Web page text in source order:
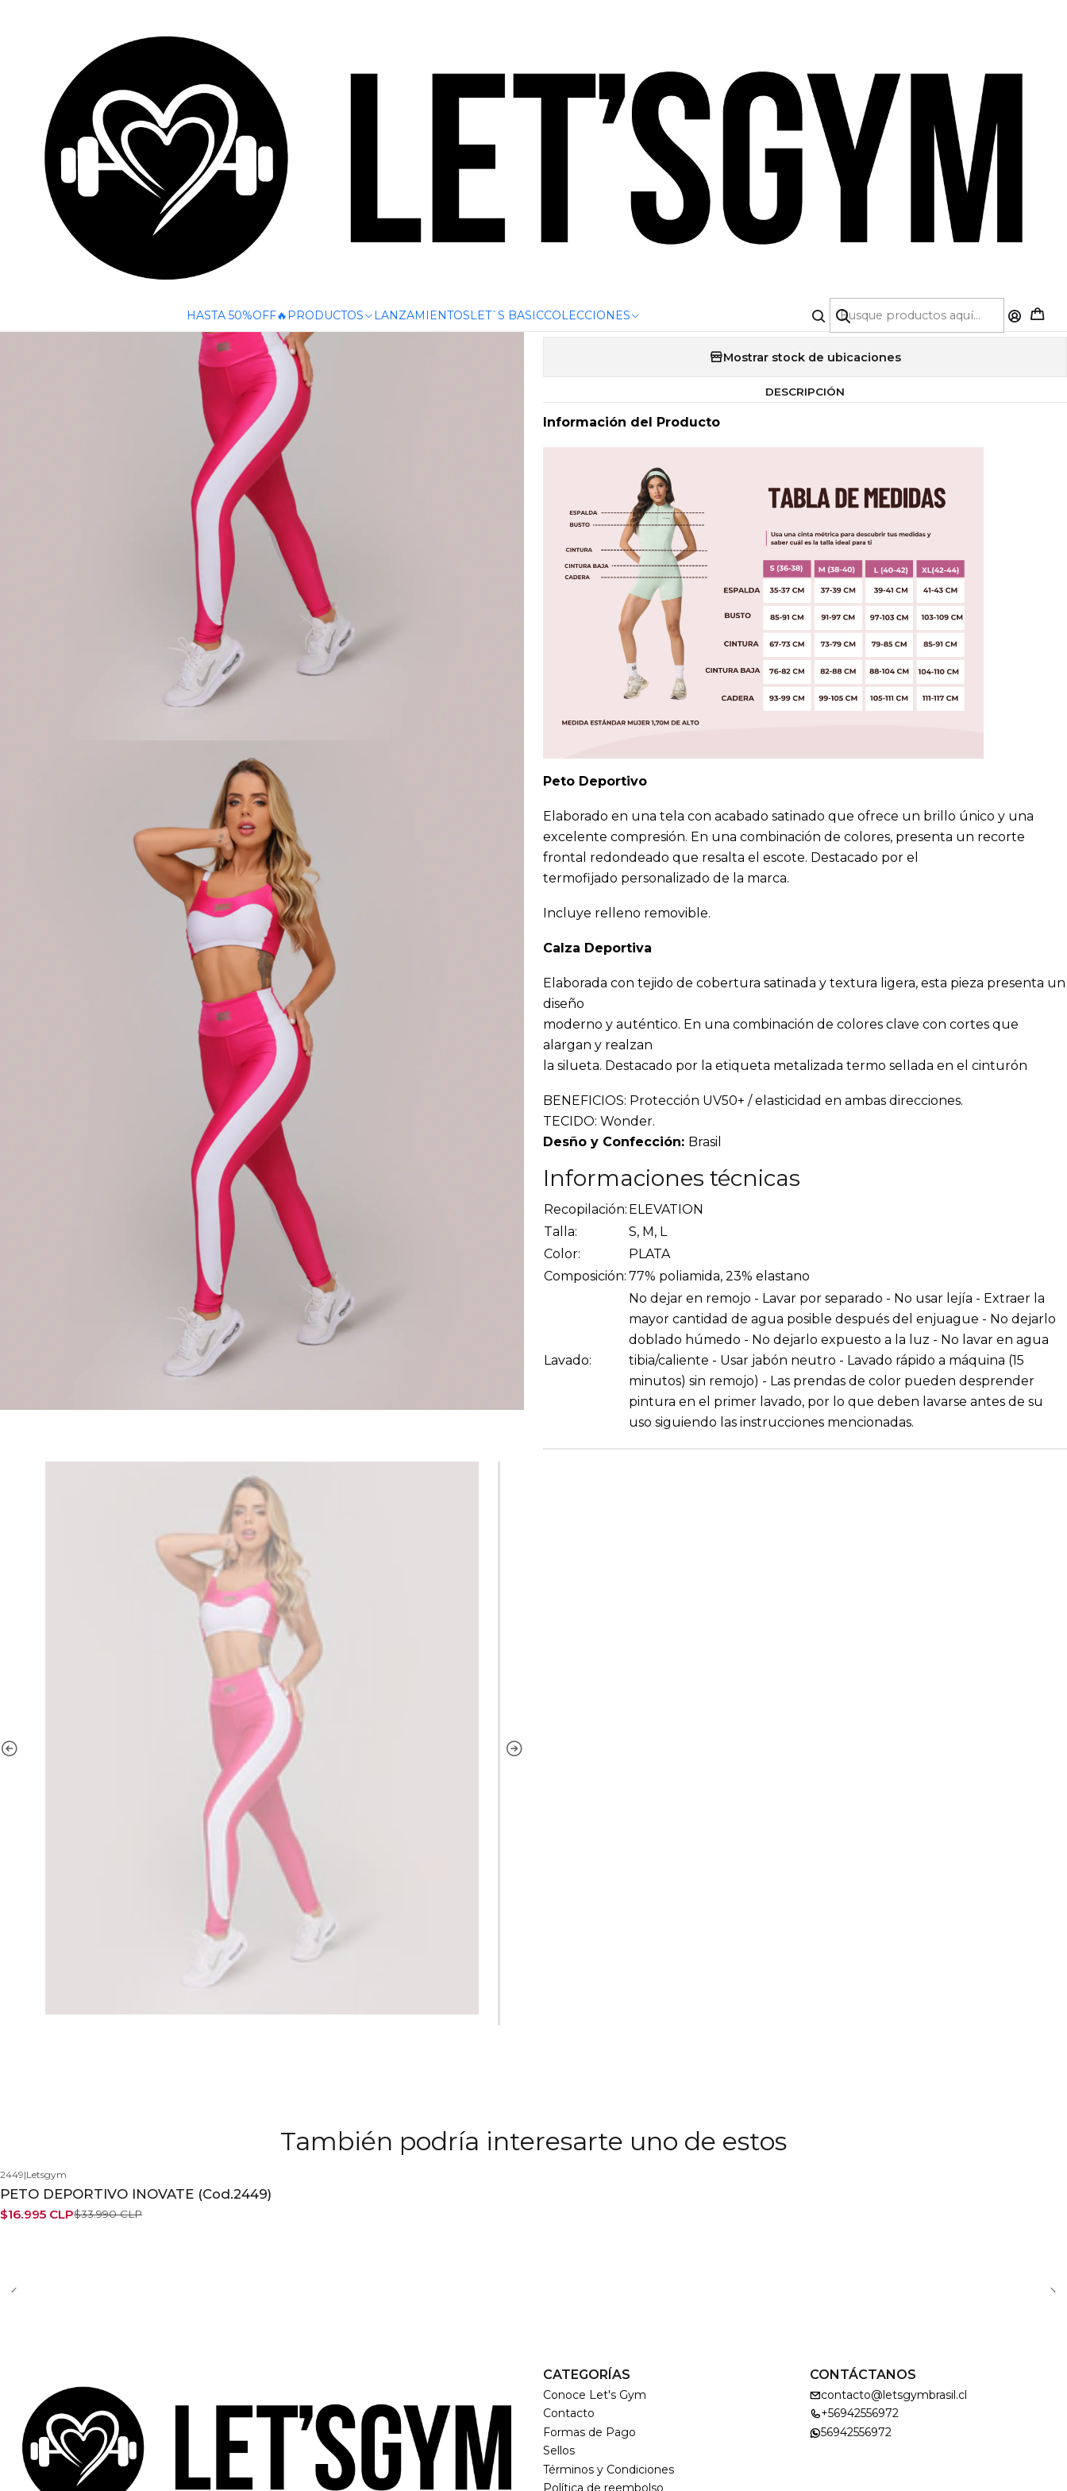
HASTA 50%OFF🔥 PRODUCTOS LANZAMIENTOSLET`S BASICCOLECCIONES
|
CONJUNTO DEPORTIVO
INOVATE (Cod.2449+2450)
M
COLOR
Agregar a la lista de favoritos
Mostrar stock de ubicaciones
DESCRIPCIÓN
Información del Producto
Peto Deportivo
Elaborado en una tela con acabado satinado que ofrece un brillo único y una
excelente compresión. En una combinación de colores, presenta un recorte
frontal redondeado que resalta el escote. Destacado por el
termofijado personalizado de la marca.
Incluye relleno removible.
Calza Deportiva
Elaborada con tejido de cobertura satinada y textura ligera, esta pieza presenta un
diseño
moderno y auténtico. En una combinación de colores clave con cortes que
alargan y realzan
la silueta. Destacado por la etiqueta metalizada termo sellada en el cinturón
BENEFICIOS: Protección UV50+ / elasticidad en ambas direcciones.
TECIDO: Wonder.
Desño y Confección: Brasil
Informaciones técnicas
Recopilación: ELEVATION
Talla:
S, M, L
Color:
PLATA
Composición: 77% poliamida, 23% elastano
Lavado:
No dejar en remojo - Lavar por separado - No usar lejía - Extraer la
mayor cantidad de agua posible después del enjuague - No dejarlo
doblado húmedo - No dejarlo expuesto a la luz - No lavar en agua
tibia/caliente - Usar jabón neutro - Lavado rápido a máquina (15
minutos) sin remojo) - Las prendas de color pueden desprender
pintura en el primer lavado, por lo que deben lavarse antes de su
uso siguiendo las instrucciones mencionadas.
También podría interesarte uno de estos
-50%
2449|Letsgym
PETO DEPORTIVO INOVATE (Cod.2449)
$16.995 CLP$33.990 CLP
CATEGORÍAS
Conoce Let's Gym
Contacto
Formas de Pago
Sellos
Términos y Condiciones
Política de reembolso
CONTÁCTANOS
contacto@letsgymbrasil.cl
+56942556972
56942556972